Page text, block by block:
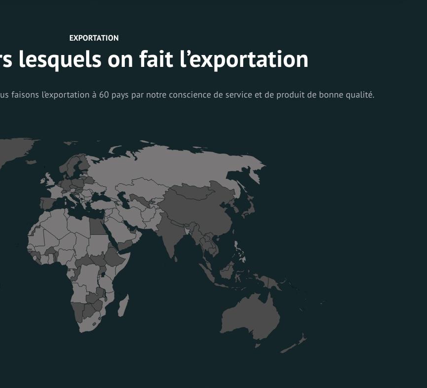
EXPORTATION
lesquels on fait l’exportation
faisons l’exportation à 60 pays par notre conscience de service et de produit de bonne qualité.